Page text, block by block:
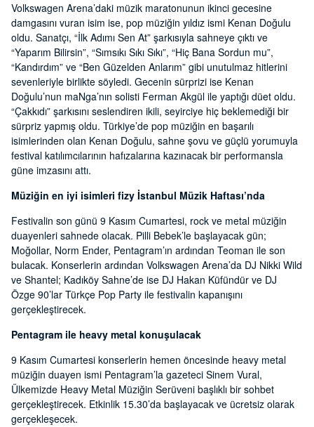
Volkswagen Arena’daki müzik maratonunun ikinci gecesine
damgasını vuran isim ise, pop müziğin yıldız ismi Kenan Doğulu
oldu. Sanatçı, “İlk Adımı Sen At” şarkısıyla sahneye çıktı ve
“Yaparım Bilirsin”, “Sımsıkı Sıkı Sıkı”, “Hiç Bana Sordun mu”,
“Kandırdım” ve “Ben Güzelden Anlarım” gibi unutulmaz hitlerini
sevenleriyle birlikte söyledi. Gecenin sürprizi ise Kenan
Doğulu’nun maNga’nın solisti Ferman Akgül ile yaptığı düet oldu.
“Çakkıdı” şarkısını seslendiren ikili, seyirciye hiç beklemediği bir
sürpriz yapmış oldu. Türkiye’de pop müziğin en başarılı
isimlerinden olan Kenan Doğulu, sahne şovu ve güçlü yorumuyla
festival katılımcılarının hafızalarına kazınacak bir performansla
güne imzasını attı.
Müziğin en iyi isimleri fizy İstanbul Müzik Haftası’nda
Festivalin son günü 9 Kasım Cumartesi, rock ve metal müziğin
duayenleri sahnede olacak. Pilli Bebek’le başlayacak gün;
Moğollar, Norm Ender, Pentagram’ın ardından Teoman ile son
bulacak. Konserlerin ardından Volkswagen Arena’da DJ Nikki Wild
ve Shantel; Kadıköy Sahne’de ise DJ Hakan Küfündür ve DJ
Özge 90’lar Türkçe Pop Party ile festivalin kapanışını
gerçekleştirecek.
Pentagram ile heavy metal konuşulacak
9 Kasım Cumartesi konserlerin hemen öncesinde heavy metal
müziğin duayen ismi Pentagram’la gazeteci Sinem Vural,
Ülkemizde Heavy Metal Müziğin Serüveni başlıklı bir sohbet
gerçekleştirecek. Etkinlik 15.30’da başlayacak ve ücretsiz olarak
gerçekleşecek.